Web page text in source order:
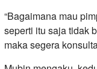
“Bagaimana mau
seperti itu saja tidak
maka segera